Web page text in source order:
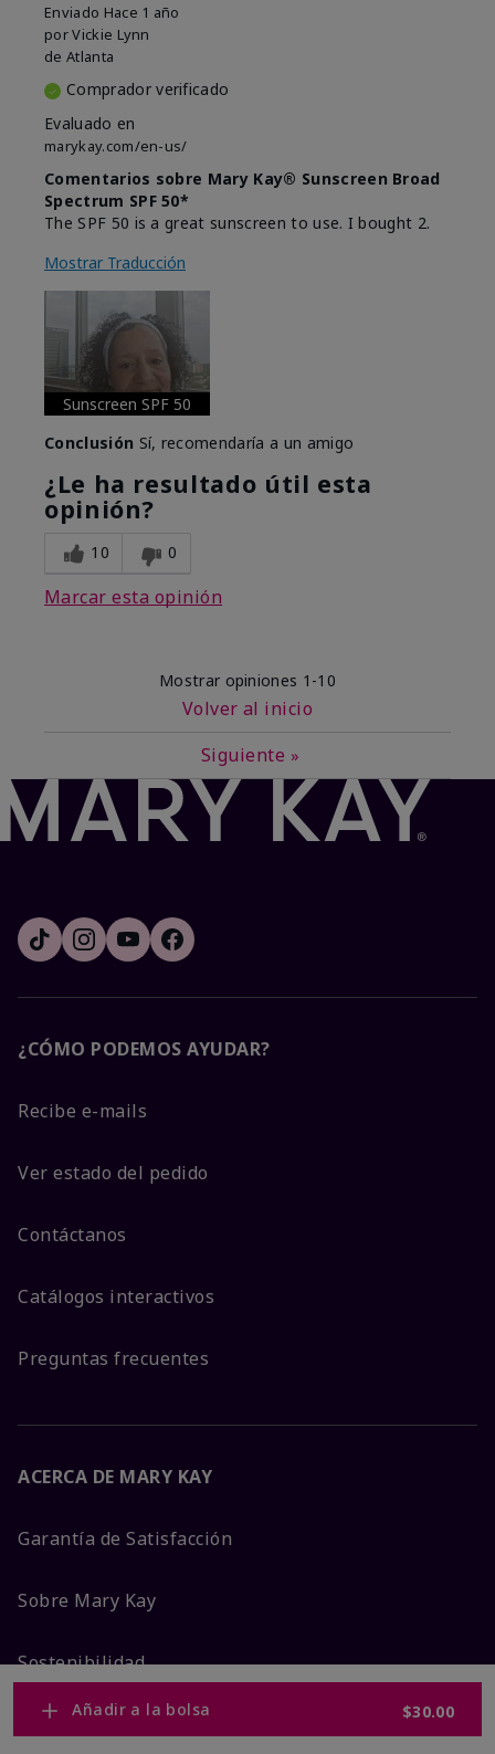
Añadir a la bolsa $30.00
Enviado Hace 1 año
porVickie Lynn
de Atlanta
Comprador verificado
Evaluado en
marykay.com/en-us/
Comentarios sobre Mary Kay® Sunscreen Broad
Spectrum SPF 50*
The SPF 50 is a great sunscreen to use. I bought 2.
Mostrar Traducción
Sunscreen SPF 50
Conclusión Sí, recomendaría a un amigo
¿Le ha resultado útil esta
opinión?
10 0
Marcar esta opinión
Mostrar opiniones 1-10
Volver al inicio
Siguiente »
¿CÓMO PODEMOS AYUDAR?
Recibe e-mails
Ver estado del pedido
Contáctanos
Catálogos interactivos
Preguntas frecuentes
ACERCA DE MARY KAY
Garantía de Satisfacción
Sobre Mary Kay
Sostenibilidad
Promesa De Producto